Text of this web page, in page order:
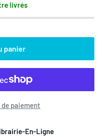
livrés
panier
de paiement
En-Ligne